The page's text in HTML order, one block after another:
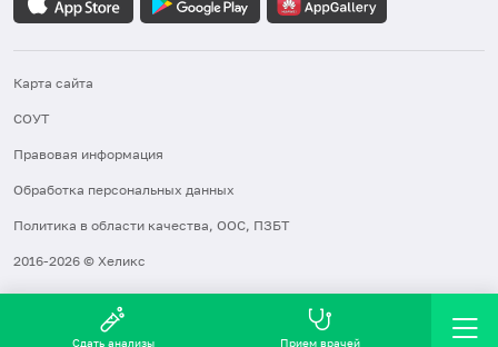
Карта сайта
СОУТ
Правовая информация
Обработка персональных данных
Политика в области качества, ООС, ПЗБТ
2016-2026 © Хеликс
Сдать анализы Прием врачей